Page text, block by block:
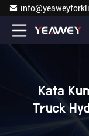
Kata
Truck